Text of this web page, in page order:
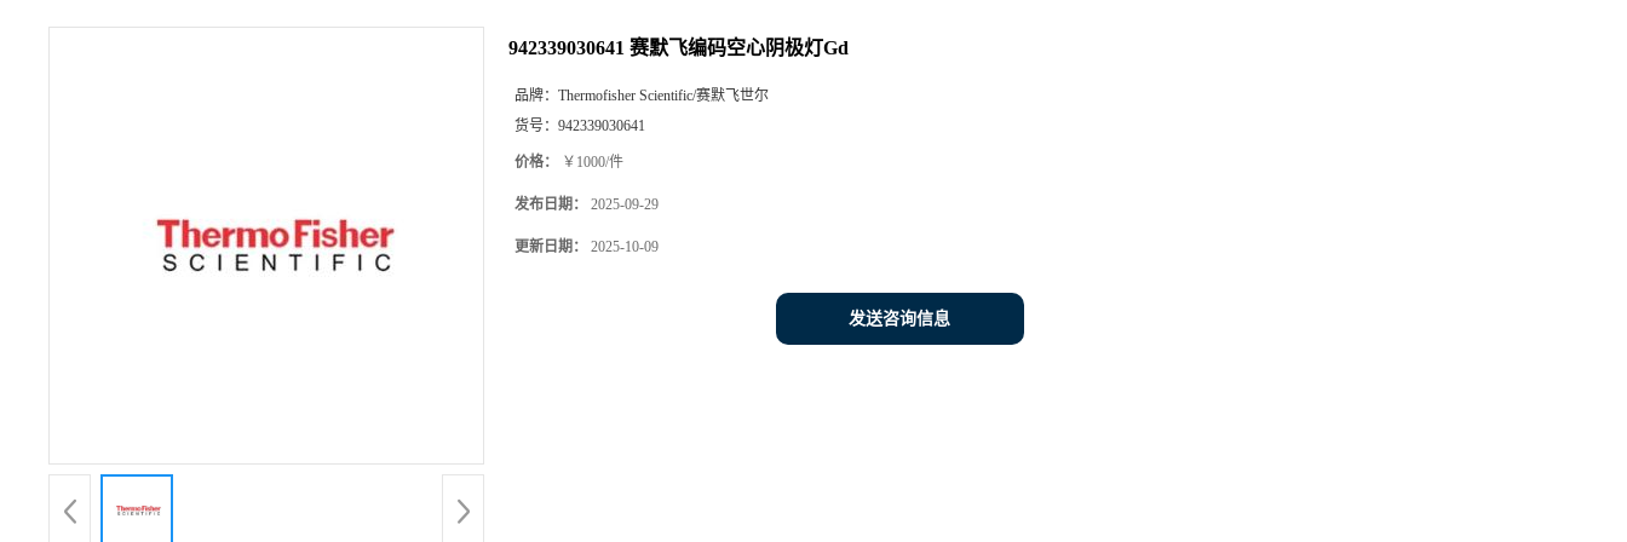
942339030641 赛默飞编码空心阴极灯Gd
品牌： Thermofisher Scientific/赛默飞世尔
货号： 942339030641
价格： ￥1000/件
发布日期： 2025-09-29
更新日期： 2025-10-09
发送咨询信息